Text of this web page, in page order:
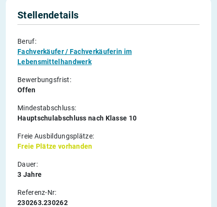
Stellendetails
Beruf:
Fachverkäufer / Fachverkäuferin im
Lebensmittelhandwerk
Bewerbungsfrist:
Offen
Mindestabschluss:
Hauptschulabschluss nach Klasse 10
Freie Ausbildungsplätze:
Freie Plätze vorhanden
Dauer:
3 Jahre
Referenz-Nr:
230263.230262